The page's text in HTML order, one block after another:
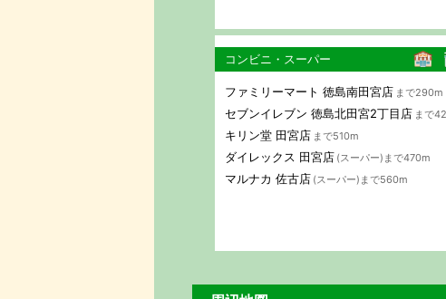
コンビニ・スーパー
ファミリーマート 徳島南田宮店 まで290m
セブンイレブン 徳島北田宮2丁目店 まで
キリン堂 田宮店 まで510m
ダイレックス 田宮店 (スーパー)まで470m
マルナカ 佐古店 (スーパー)まで560m